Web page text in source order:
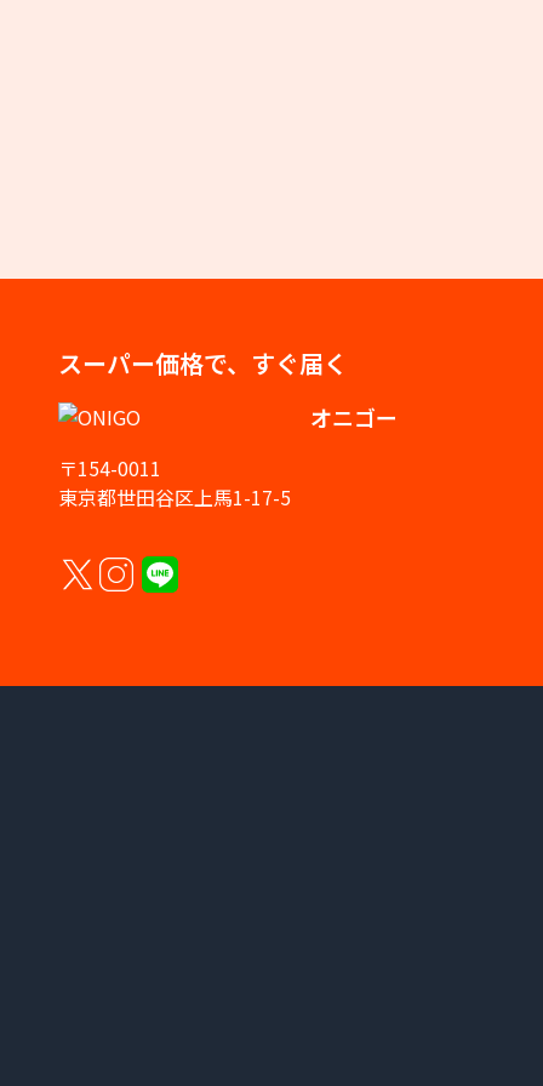
スーパー価格で、すぐ届く
オニゴー
〒154-0011
東京都世田谷区上馬1-17-5